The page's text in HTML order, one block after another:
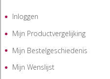
Inloggen
Mijn Productvergelijking
Mijn Bestelgeschiedenis
Mijn Wenslijst